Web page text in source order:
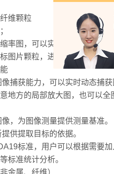
维颗粒
图，可以实现每个视场定位
片颗粒，进行颗粒属性尺寸
获能力，可以实时动态捕获
方的局部放大图，也可以全
为图像测量提供测量基准。
供提取目标的依据。
标准，用户可以根据需要加
标准统计分析。
属、纤维）